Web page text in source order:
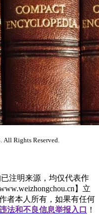
Rights Reserved.
注明来源，均仅代表作
】立
者本人所有，如果有任何
法和不良信息举报入口
！